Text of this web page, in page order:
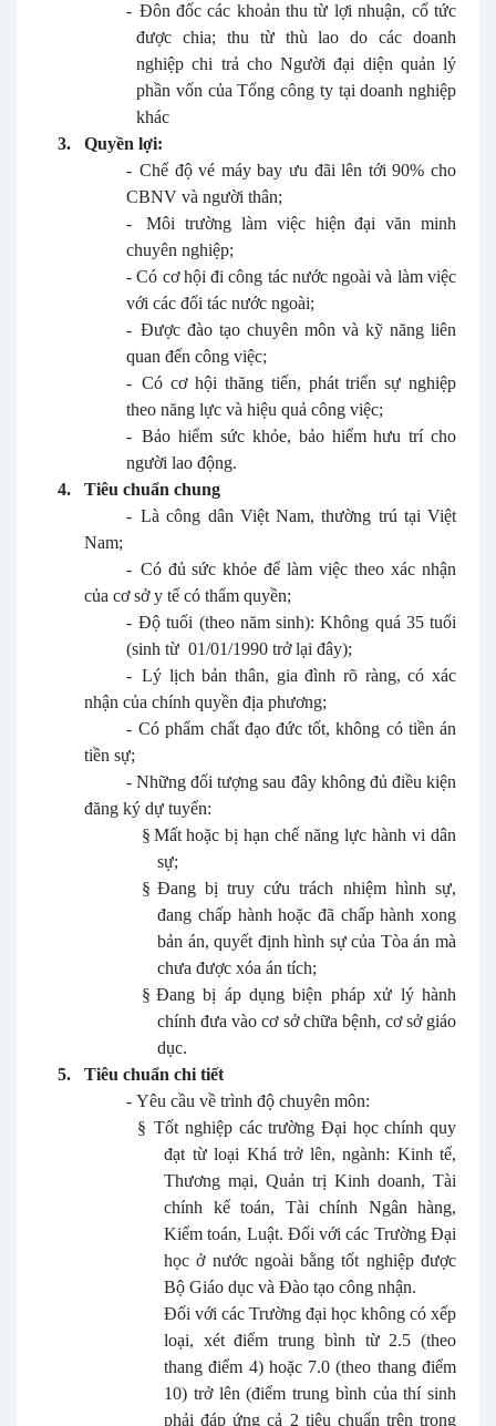
- Đôn đốc các khoản thu từ lợi nhuận, cổ tức
được chia; thu từ thù lao do các doanh
nghiệp chi trả cho Người đại diện quản lý
phần vốn của Tổng công ty tại doanh nghiệp
khác
3.
Quyền lợi:
- Chế độ vé máy bay ưu đãi lên tới 90% cho
CBNV và người thân;
-
Môi trường làm việc hiện đại văn minh
chuyên nghiệp;
- Có cơ hội đi công tác nước ngoài và làm việc
với các đối tác nước ngoài;
- Được đào tạo chuyên môn và kỹ năng liên
quan đến công việc;
- Có cơ hội thăng tiến, phát triển sự nghiệp
theo năng lực và hiệu quả công việc;
- Bảo hiểm sức khỏe, bảo hiểm hưu trí cho
người lao động.
4.
Tiêu chuẩn chung
- Là công dân Việt Nam, thường trú tại Việt
Nam;
- Có đủ sức khỏe để làm việc theo xác nhận
của cơ sở y tế có thẩm quyền;
- Độ tuổi (theo năm sinh): Không quá 35 tuổi
(sinh từ 01/01/1990 trở lại đây);
- Lý lịch bản thân, gia đình rõ ràng, có xác
nhận của chính quyền địa phương;
- Có phẩm chất đạo đức tốt, không có tiền án
tiền sự;
- Những đối tượng sau đây không đủ điều kiện
đăng ký dự tuyển:
§ Mất hoặc bị hạn chế năng lực hành vi dân
sự;
§ Đang bị truy cứu trách nhiệm hình sự,
đang chấp hành hoặc đã chấp hành xong
bản án, quyết định hình sự của Tòa án mà
chưa được xóa án tích;
§ Đang bị áp dụng biện pháp xử lý hành
chính đưa vào cơ sở chữa bệnh, cơ sở giáo
dục.
5.
Tiêu chuẩn chi tiết
- Yêu cầu về trình độ chuyên môn:
§ Tốt nghiệp các trường Đại học chính quy
đạt từ loại Khá trở lên, ngành: Kinh tế,
Thương mại, Quản trị Kinh doanh, Tài
chính kế toán, Tài chính Ngân hàng,
Kiểm toán, Luật. Đối vớicác Trường Đại
học ở nước ngoài bằng tốt nghiệp được
Bộ Giáo dục và Đào tạo công nhận.
Đối với các Trường đại học không có xếp
loại, xét điểm trung bình từ 2.5 (theo
thang điểm 4) hoặc 7.0 (theo thang điểm
10) trở lên (điểm trung bình của thí sinh
phải đáp ứng cả 2 tiêu chuẩn trên trong